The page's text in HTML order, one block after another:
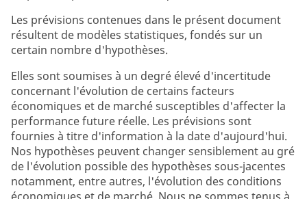
Les prévisions contenues dans le présent document
résultent de modèles statistiques, fondés sur un
certain nombre d'hypothèses.
Elles sont soumises à un degré élevé d'incertitude
concernant l'évolution de certains facteurs
économiques et de marché susceptibles d'affecter la
performance future réelle. Les prévisions sont
fournies à titre d'information à la date d'aujourd'hui.
Nos hypothèses peuvent changer sensiblement au gré
de l'évolution possible des hypothèses sous-jacentes
notamment, entre autres, l'évolution des conditions